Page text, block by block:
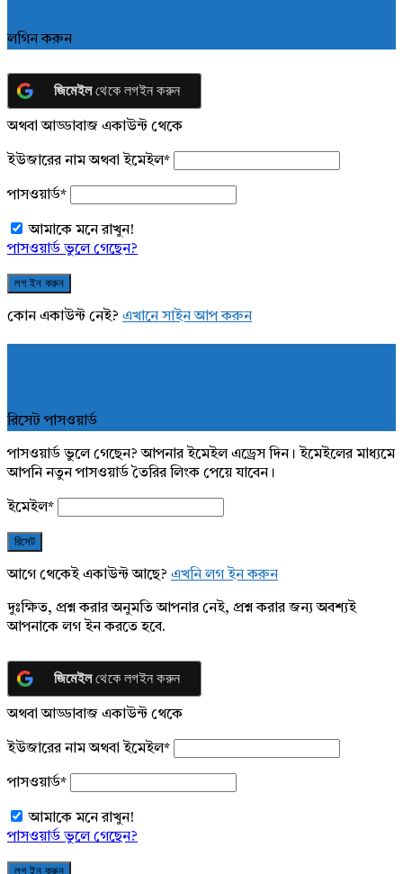
লগিন করুন
জিমেইলথেকে লগইন করুন
অথবা আড্ডাবাজ একাউন্ট থেকে
ইউজারের নাম অথবা ইমেইল*
পাসওয়ার্ড*
আমাকে মনে রাখুন!
পাসওয়ার্ড ভুলে গেছেন?
কোন একাউন্ট নেই? এখানে সাইন আপ করুন
রিসেট পাসওয়ার্ড
পাসওয়ার্ড ভুলে গেছেন? আপনার ইমেইল এড্রেস দিন। ইমেইলের মাধ্যমে
আপনি নতুন পাসওয়ার্ড তৈরির লিংক পেয়ে যাবেন।
ইমেইল*
আগে থেকেই একাউন্ট আছে? এখনি লগ ইন করুন
দুঃক্ষিত, প্রশ্ন করার অনুমতি আপনার নেই, প্রশ্ন করার জন্য অবশ্যই
আপনাকে লগ ইন করতে হবে.
জিমেইলথেকে লগইন করুন
অথবা আড্ডাবাজ একাউন্ট থেকে
ইউজারের নাম অথবা ইমেইল*
পাসওয়ার্ড*
আমাকে মনে রাখুন!
পাসওয়ার্ড ভুলে গেছেন?